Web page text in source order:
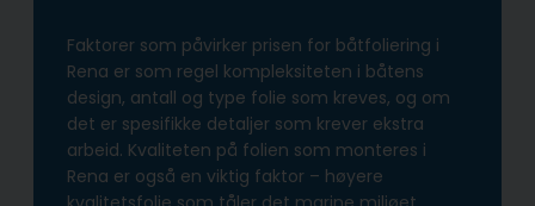
Faktorer som påvirker prisen for båtfoliering i
Rena er som regel kompleksiteten i båtens
design, antall og type folie som kreves, og om
det er spesifikke detaljer som krever ekstra
arbeid. Kvaliteten på folien som monteres i
Rena er også en viktig faktor – høyere